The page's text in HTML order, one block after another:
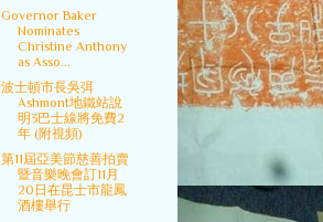
Governor Baker
Nominates
Christine Anthony
as Asso...
波士頓市長吳弭
Ashmont地鐵站說
明3巴士線將免費2
年 (附視頻)
第11屆亞美節慈善拍賣
暨音樂晚會訂11月
20日在昆士市龍鳳
酒樓舉行